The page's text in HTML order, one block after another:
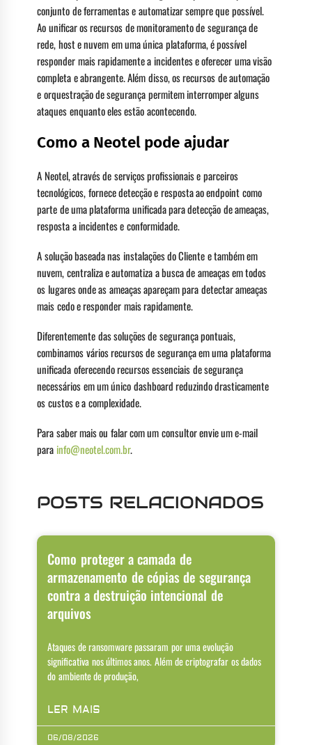
conjunto de ferramentas e automatizar sempre que possível.
Ao unificar os recursos de monitoramento de segurança de
rede, host e nuvem em uma única plataforma, é possível
responder mais rapidamente a incidentes e oferecer uma visão
completa e abrangente. Além disso, os recursos de automação
e orquestração de segurança permitem interromper alguns
ataques enquanto eles estão acontecendo.
Como a Neotel pode ajudar
A Neotel, através de serviços profissionais e parceiros
tecnológicos, fornece detecção e resposta ao endpoint como
parte de uma plataforma unificada para detecção de ameaças,
resposta a incidentes e conformidade.
A solução baseada nas instalações do Cliente e também em
nuvem, centraliza e automatiza a busca de ameaças em todos
os lugares onde as ameaças apareçam para detectar ameaças
mais cedo e responder mais rapidamente.
Diferentemente das soluções de segurança pontuais,
combinamos vários recursos de segurança em uma plataforma
unificada oferecendo recursos essenciais de segurança
necessários em um único dashboard reduzindo drasticamente
os custos e a complexidade.
Para saber mais ou falar com um consultor envie um e-mail
para info@neotel.com.br.
POSTS RELACIONADOS
Como proteger a camada de
armazenamento de cópias de segurança
contra a destruição intencional de
arquivos
Ataques de ransomware passaram por uma evolução
significativa nos últimos anos. Além de criptografar os dados
do ambiente de produção,
LER MAIS
06/08/2026